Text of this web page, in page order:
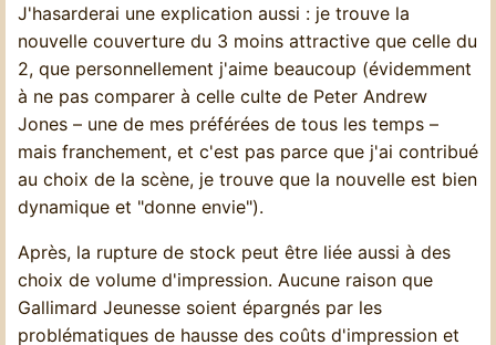
J'hasarderai une explication aussi : je trouve la
nouvelle couverture du 3 moins attractive que celle du
2, que personnellement j'aime beaucoup (évidemment
à ne pas comparer à celle culte de Peter Andrew
Jones – une de mes préférées de tous les temps –
mais franchement, et c'est pas parce que j'ai contribué
au choix de la scène, je trouve que la nouvelle est bien
dynamique et "donne envie").
Après, la rupture de stock peut être liée aussi à des
choix de volume d'impression. Aucune raison que
Gallimard Jeunesse soient épargnés par les
problématiques de hausse des coûts d'impression et